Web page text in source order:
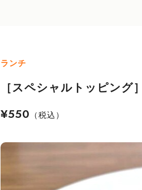
ランチ
［スペシャルトッピング
¥550 （税込）